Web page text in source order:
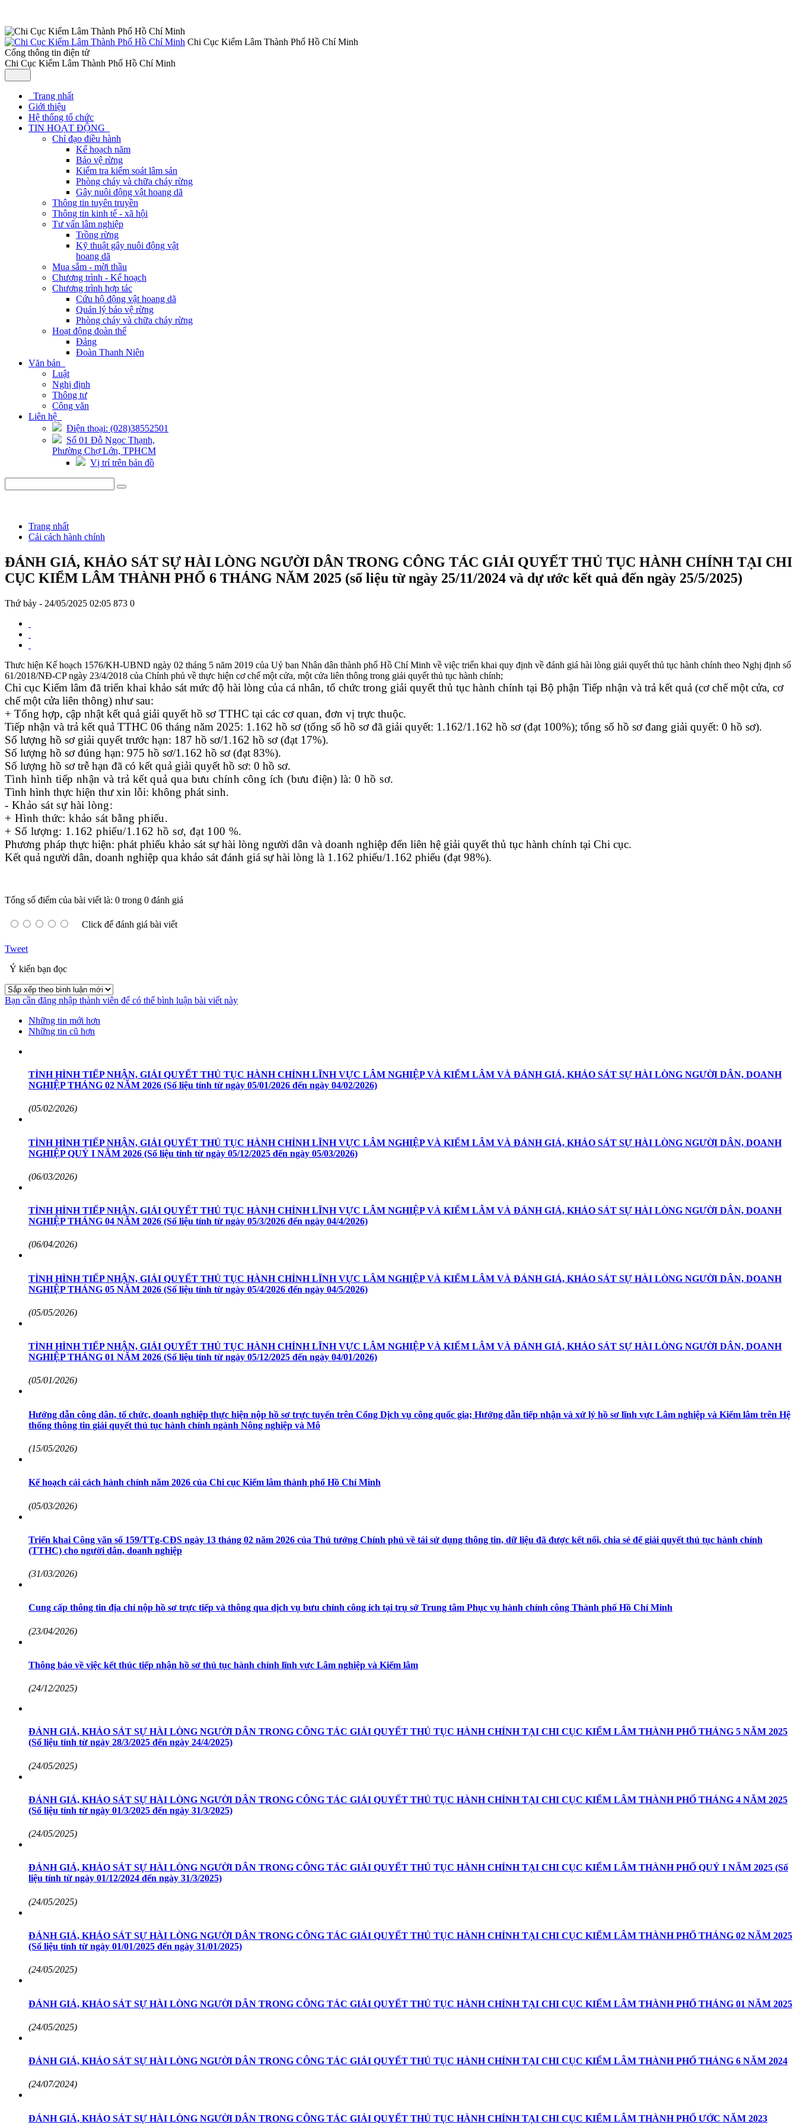
Chi Cục Kiểm Lâm Thành Phố Hồ Chí Minh
Cổng thông tin điện tử
Chi Cục Kiểm Lâm Thành Phố Hồ Chí Minh
Trang nhất
Giới thiệu
Hệ thống tổ chức
TIN HOẠT ĐỘNG
Chỉ đạo điều hành
Kế hoạch năm
Bảo vệ rừng
Kiểm tra kiểm soát lâm sản
Phòng cháy và chữa cháy rừng
Gây nuôi động vật hoang dã
Thông tin tuyên truyền
Thông tin kinh tế - xã hội
Tư vấn lâm nghiệp
Trồng rừng
Kỹ thuật gây nuôi động vật
hoang dã
Mua sắm - mời thầu
Chương trình - Kế hoạch
Chương trình hợp tác
Cứu hộ động vật hoang dã
Quản lý bảo vệ rừng
Phòng cháy và chữa cháy rừng
Hoạt động đoàn thể
Đảng
Đoàn Thanh Niên
Văn bản
Luật
Nghị định
Thông tư
Công văn
Liên hệ
Điện thoại: (028)38552501
Số 01 Đỗ Ngọc Thạnh,
Phường Chợ Lớn, TPHCM
Vị trí trên bản đồ
Trang nhất
Cải cách hành chính
ĐÁNH GIÁ, KHẢO SÁT SỰ HÀI LÒNG NGƯỜI DÂN TRONG CÔNG TÁC GIẢI QUYẾT THỦ TỤC HÀNH CHÍNH TẠI CHI
CỤC KIỂM LÂM THÀNH PHỐ 6 THÁNG NĂM 2025 (số liệu từ ngày 25/11/2024 và dự ước kết quả đến ngày 25/5/2025)
Thứ bảy - 24/05/2025 02:05 873 0
Thưc hiện Kế hoạch 1576/KH-UBND ngày 02 tháng 5 năm 2019 của Uỷ ban Nhân dân thành phố Hồ Chí Minh về việc triển khai quy định về đánh giá hài lòng giải quyết thủ tục hành chính theo Nghị định số
61/2018/NĐ-CP ngày 23/4/2018 của Chính phủ về thực hiện cơ chế một cửa, một cửa liên thông trong giải quyết thủ tục hành chính;
Chi cục Kiểm lâm đã triển khai khảo sát mức độ hài lòng của cá nhân, tổ chức trong giải quyết thủ tục hành chính tại Bộ phận Tiếp nhận và trả kết quả (cơ chế một cửa, cơ
chế một cửa liên thông) như sau:
+ Tổng hợp, cập nhật kết quả giải quyết hồ sơ TTHC tại các cơ quan, đơn vị trực thuộc.
Tiếp nhận và trả kết quả TTHC 06 tháng năm 2025: 1.162 hồ sơ (tổng số hồ sơ đã giải quyết: 1.162/1.162 hồ sơ (đạt 100%); tổng số hồ sơ đang giải quyết: 0 hồ sơ).
Số lượng hồ sơ giải quyết trước hạn: 187 hồ sơ/1.162 hồ sơ (đạt 17%).
Số lượng hồ sơ đúng hạn: 975 hồ sơ/1.162 hồ sơ (đạt 83%).
Số lượng hồ sơ trễ hạn đã có kết quả giải quyết hồ sơ: 0 hồ sơ.
Tình hình tiếp nhận và trả kết quả qua bưu chính công ích (bưu điện) là: 0 hồ sơ.
Tình hình thực hiện thư xin lỗi: không phát sinh.
- Khảo sát sự hài lòng:
+ Hình thức: khảo sát bằng phiếu.
+ Số lượng: 1.162 phiếu/1.162 hồ sơ, đạt 100 %.
Phương pháp thực hiện: phát phiếu khảo sát sự hài lòng người dân và doanh nghiệp đến liên hệ giải quyết thủ tục hành chính tại Chi cục.
Kết quả người dân, doanh nghiệp qua khảo sát đánh giá sự hài lòng là 1.162 phiếu/1.162 phiếu (đạt 98%).
Tổng số điểm của bài viết là: 0 trong 0 đánh giá
Click để đánh giá bài viết
Tweet
Ý kiến bạn đọc
Bạn cần đăng nhập thành viên để có thể bình luận bài viết này
Những tin mới hơn
Những tin cũ hơn
TÌNH HÌNH TIẾP NHẬN, GIẢI QUYẾT THỦ TỤC HÀNH CHÍNH LĨNH VỰC LÂM NGHIỆP VÀ KIỂM LÂM VÀ ĐÁNH GIÁ, KHẢO SÁT SỰ HÀI LÒNG NGƯỜI DÂN, DOANH
NGHIỆP THÁNG 02 NĂM 2026 (Số liệu tính từ ngày 05/01/2026 đến ngày 04/02/2026)
(05/02/2026)
TÌNH HÌNH TIẾP NHẬN, GIẢI QUYẾT THỦ TỤC HÀNH CHÍNH LĨNH VỰC LÂM NGHIỆP VÀ KIỂM LÂM VÀ ĐÁNH GIÁ, KHẢO SÁT SỰ HÀI LÒNG NGƯỜI DÂN, DOANH
NGHIỆP QUÝ I NĂM 2026 (Số liệu tính từ ngày 05/12/2025 đến ngày 05/03/2026)
(06/03/2026)
TÌNH HÌNH TIẾP NHẬN, GIẢI QUYẾT THỦ TỤC HÀNH CHÍNH LĨNH VỰC LÂM NGHIỆP VÀ KIỂM LÂM VÀ ĐÁNH GIÁ, KHẢO SÁT SỰ HÀI LÒNG NGƯỜI DÂN, DOANH
NGHIỆP THÁNG 04 NĂM 2026 (Số liệu tính từ ngày 05/3/2026 đến ngày 04/4/2026)
(06/04/2026)
TÌNH HÌNH TIẾP NHẬN, GIẢI QUYẾT THỦ TỤC HÀNH CHÍNH LĨNH VỰC LÂM NGHIỆP VÀ KIỂM LÂM VÀ ĐÁNH GIÁ, KHẢO SÁT SỰ HÀI LÒNG NGƯỜI DÂN, DOANH
NGHIỆP THÁNG 05 NĂM 2026 (Số liệu tính từ ngày 05/4/2026 đến ngày 04/5/2026)
(05/05/2026)
TÌNH HÌNH TIẾP NHẬN, GIẢI QUYẾT THỦ TỤC HÀNH CHÍNH LĨNH VỰC LÂM NGHIỆP VÀ KIỂM LÂM VÀ ĐÁNH GIÁ, KHẢO SÁT SỰ HÀI LÒNG NGƯỜI DÂN, DOANH
NGHIỆP THÁNG 01 NĂM 2026 (Số liệu tính từ ngày 05/12/2025 đến ngày 04/01/2026)
(05/01/2026)
Hướng dẫn công dân, tổ chức, doanh nghiệp thực hiện nộp hồ sơ trực tuyến trên Cổng Dịch vụ công quốc gia; Hướng dẫn tiếp nhận và xử lý hồ sơ lĩnh vực Lâm nghiệp và Kiểm lâm trên Hệ
thống thông tin giải quyết thủ tục hành chính ngành Nông nghiệp và Mô
(15/05/2026)
Kế hoạch cải cách hành chính năm 2026 của Chi cục Kiểm lâm thành phố Hồ Chí Minh
(05/03/2026)
Triển khai Công văn số 159/TTg-CĐS ngày 13 tháng 02 năm 2026 của Thủ tướng Chính phủ về tái sử dụng thông tin, dữ liệu đã được kết nối, chia sẻ để giải quyết thủ tục hành chính
(TTHC) cho người dân, doanh nghiệp
(31/03/2026)
Cung cấp thông tin địa chỉ nộp hồ sơ trực tiếp và thông qua dịch vụ bưu chính công ích tại trụ sở Trung tâm Phục vụ hành chính công Thành phố Hồ Chí Minh
(23/04/2026)
Thông báo về việc kết thúc tiếp nhận hồ sơ thủ tục hành chính lĩnh vực Lâm nghiệp và Kiểm lâm
(24/12/2025)
ĐÁNH GIÁ, KHẢO SÁT SỰ HÀI LÒNG NGƯỜI DÂN TRONG CÔNG TÁC GIẢI QUYẾT THỦ TỤC HÀNH CHÍNH TẠI CHI CỤC KIỂM LÂM THÀNH PHỐ THÁNG 5 NĂM 2025
(Số liệu tính từ ngày 28/3/2025 đến ngày 24/4/2025)
(24/05/2025)
ĐÁNH GIÁ, KHẢO SÁT SỰ HÀI LÒNG NGƯỜI DÂN TRONG CÔNG TÁC GIẢI QUYẾT THỦ TỤC HÀNH CHÍNH TẠI CHI CỤC KIỂM LÂM THÀNH PHỐ THÁNG 4 NĂM 2025
(Số liệu tính từ ngày 01/3/2025 đến ngày 31/3/2025)
(24/05/2025)
ĐÁNH GIÁ, KHẢO SÁT SỰ HÀI LÒNG NGƯỜI DÂN TRONG CÔNG TÁC GIẢI QUYẾT THỦ TỤC HÀNH CHÍNH TẠI CHI CỤC KIỂM LÂM THÀNH PHỐ QUÝ I NĂM 2025 (Số
liệu tính từ ngày 01/12/2024 đến ngày 31/3/2025)
(24/05/2025)
ĐÁNH GIÁ, KHẢO SÁT SỰ HÀI LÒNG NGƯỜI DÂN TRONG CÔNG TÁC GIẢI QUYẾT THỦ TỤC HÀNH CHÍNH TẠI CHI CỤC KIỂM LÂM THÀNH PHỐ THÁNG 02 NĂM 2025
(Số liệu tính từ ngày 01/01/2025 đến ngày 31/01/2025)
(24/05/2025)
ĐÁNH GIÁ, KHẢO SÁT SỰ HÀI LÒNG NGƯỜI DÂN TRONG CÔNG TÁC GIẢI QUYẾT THỦ TỤC HÀNH CHÍNH TẠI CHI CỤC KIỂM LÂM THÀNH PHỐ THÁNG 01 NĂM 2025
(24/05/2025)
ĐÁNH GIÁ, KHẢO SÁT SỰ HÀI LÒNG NGƯỜI DÂN TRONG CÔNG TÁC GIẢI QUYẾT THỦ TỤC HÀNH CHÍNH TẠI CHI CỤC KIỂM LÂM THÀNH PHỐ THÁNG 6 NĂM 2024
(24/07/2024)
ĐÁNH GIÁ, KHẢO SÁT SỰ HÀI LÒNG NGƯỜI DÂN TRONG CÔNG TÁC GIẢI QUYẾT THỦ TỤC HÀNH CHÍNH TẠI CHI CỤC KIỂM LÂM THÀNH PHỐ ƯỚC NĂM 2023